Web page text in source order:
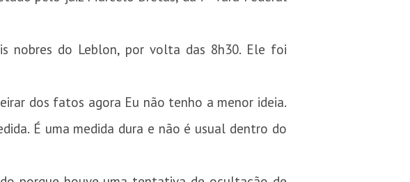
nobres do Leblon, por volta das 8h30. Ele foi
dos fatos agora Eu não tenho a menor ideia.
É uma medida dura e não é usual dentro do